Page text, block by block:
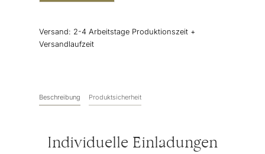
Versand: 2-4 Arbeitstage Produktionszeit +
Versandlaufzeit
Beschreibung Produktsicherheit
Individuelle Einladungen